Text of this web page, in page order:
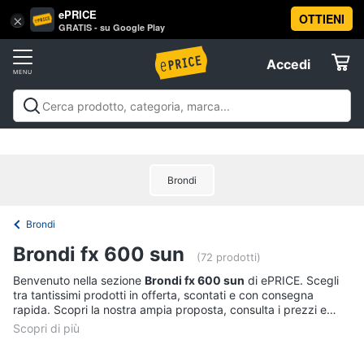
× ePRICE
GRATIS - su Google Play
OTTIENI
Accedi
Accedi
Registrati
Offerte
Tv
e
Home
Cinema
Vai
al
Brondi
Brondi
Brondi fx 600 sun (72 prodotti)
Benvenuto nella sezione Brondi fx 600 sun di ePRICE. Scegli
tra tantissimi prodotti in offerta, scontati e con consegna
rapida. Scopri la nostra ampia proposta, consulta i prezzi e
acquista comodamente online.